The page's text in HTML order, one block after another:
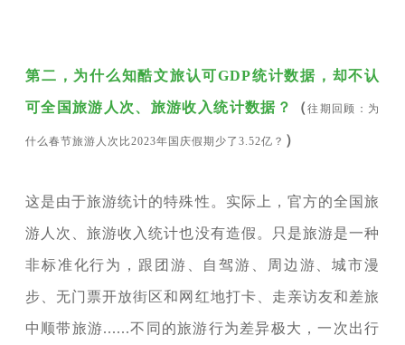
第二，为什么知酷文旅认可GDP统计数据，却不认
可全国旅游人次、旅游收入统计数据？ （往期回顾：为
什么春节旅游人次比2023年国庆假期少了3.52亿？ ）
这是由于旅游统计的特殊性。实际上，官方的全国旅
游人次、旅游收入统计也没有造假。只是旅游是一种
非标准化行为，跟团游、自驾游、周边游、城市漫
步、无门票开放街区和网红地打卡、走亲访友和差旅
中顺带旅游......不同的旅游行为差异极大，一次出行